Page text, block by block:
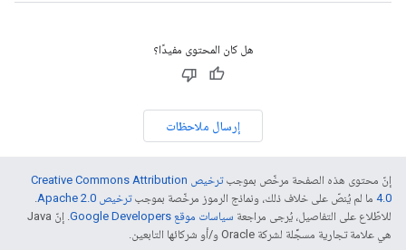
هل كان المحتوى مفيدًا؟
إرسال ملاحظات
إنّ محتوى هذه الصفحة مرخّص بموجب
ترخيص Creative Commons Attribution
4.0‏ ما لم يُنصّ على خلاف ذلك، ونماذج الرموز مرخّصة بموجبترخيص Apache 2.0‏
.
للاطّلاع على التفاصيل، يُرجى مراجعة سياسات موقع Google Developers‏
. إنّ Java
هي علامة تجارية مسجَّلة لشركة Oracle و/أو شركائها التابعين.